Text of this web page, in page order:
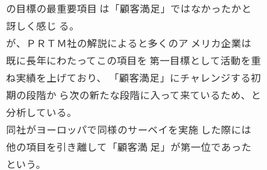
の目標の最重要項目 は「顧客満足」ではなかったかと
訝しく感じ る。
が、ＰＲＴＭ社の解説によると多くのア メリカ企業は
既に長年にわたってこの項目を 第一目標として活動を重
ね実績を上げており、 「顧客満足」にチャレンジする初
期の段階か ら次の新たな段階に入って来ているため、と
分析している。
同社がヨーロッパで同様のサーベイを実施 した際には
他の項目を引き離して「顧客満 足」が第一位であった
という。